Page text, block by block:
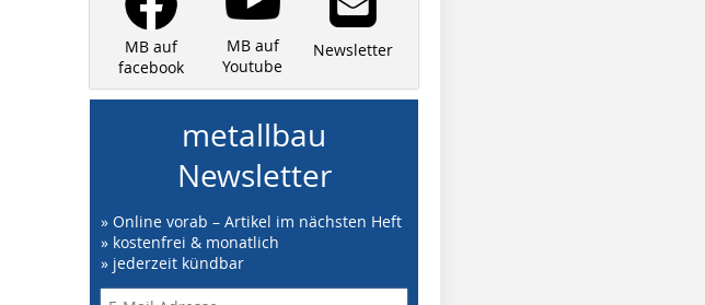
MB auf
facebook
MB auf
Youtube
Newsletter
metallbau
Newsletter
» Online vorab – Artikel im nächsten Heft
» kostenfrei & monatlich
» jederzeit kündbar